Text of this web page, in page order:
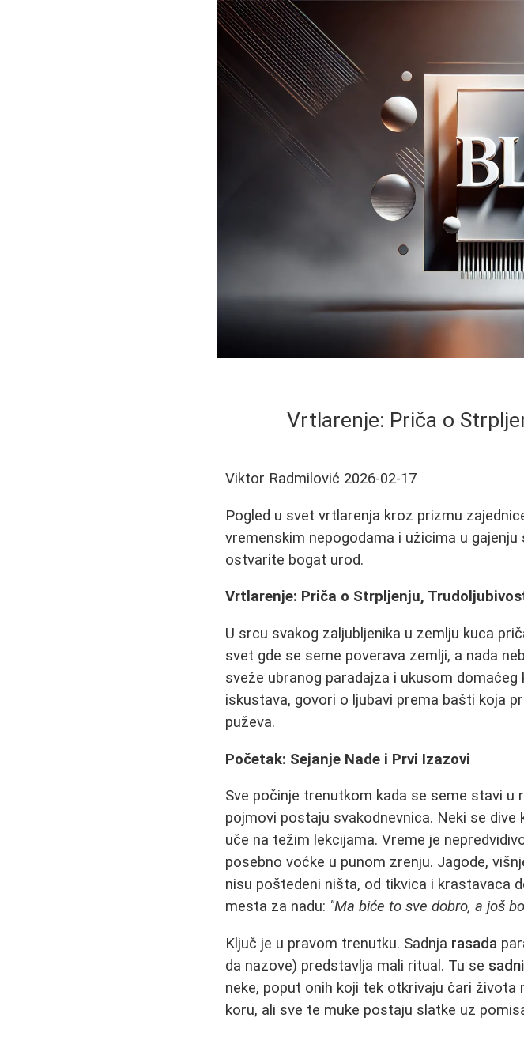
Vrtlarenje: Priča o
Viktor Radmilović 2026-02-17
Pogled u svet vrtlarenja kroz prizmu
vremenskim nepogodama i užicima u
ostvarite bogat urod.
Vrtlarenje: Priča o Strpljenju,
U srcu svakog zaljubljenika u zemlju kuca
svet gde se seme poverava zemlji, a nada
sveže ubranog paradajza i ukusom
iskustava, govori o ljubavi prema bašti koja
puževa.
Početak: Sejanje Nade i Prvi Izazovi
Sve počinje trenutkom kada se seme stavi u
pojmovi postaju svakodnevnica. Neki se dive
uče na težim lekcijama. Vreme je
posebno voćke u punom zrenju. Jagode,
nisu poštedeni ništa, od tikvica i krastavaca
mesta za nadu: "Ma biće to sve dobro, a još
Ključ je u pravom trenutku. Sadnja rasada
da nazove) predstavlja mali ritual. Tu se
neke, poput onih koji tek otkrivaju čari života
koru, ali sve te muke postaju slatke uz